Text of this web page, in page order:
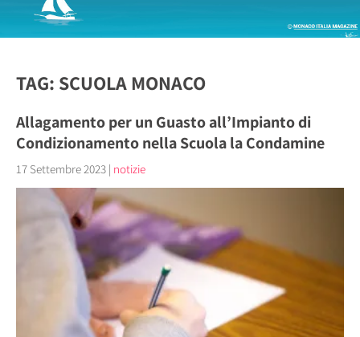
TAG: SCUOLA MONACO
Allagamento per un Guasto all’Impianto di
Condizionamento nella Scuola la Condamine
17 Settembre 2023 | notizie